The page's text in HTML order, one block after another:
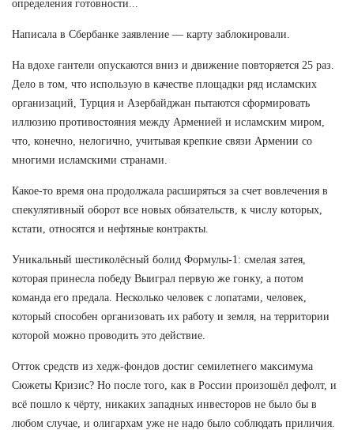
определения готовности...
Написала в Сбербанке заявление — карту заблокировали.
На вдохе гантели опускаются вниз и движение повторяется 25 раз.
Дело в том, что использую в качестве площадки ряд исламских
организаций, Турция и Азербайджан пытаются сформировать
иллюзию противостояния между Арменией и исламским миром,
что, конечно, нелогично, учитывая крепкие связи Армении со
многими исламскими странами.
Какое-то время она продолжала расширяться за счет вовлечения в
спекулятивный оборот все новых обязательств, к числу которых,
кстати, относятся и нефтяные контракты.
Уникальный шестиколёсный болид Формулы-1: смелая затея,
которая принесла победу Выиграл первую же гонку, а потом
команда его предала. Несколько человек с лопатами, человек,
который способен организовать их работу и земля, на территории
которой можно проводить это действие.
Отток средств из хедж-фондов достиг семилетнего максимума
Сюжеты Кризис? Но после того, как в России произошёл дефолт, и
всё пошло к чёрту, никаких западных инвесторов не было бы в
любом случае, и олигархам уже не надо было соблюдать приличия.